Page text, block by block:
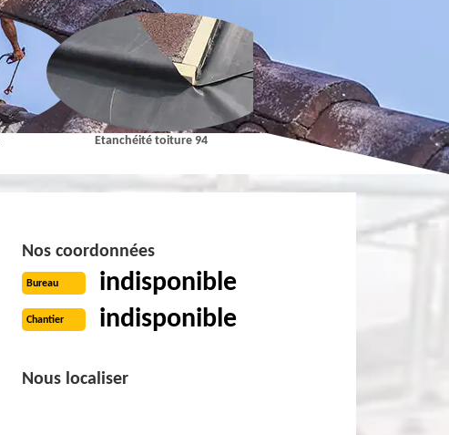
Etanchéité toiture 94 Pose et Nettoyage de gouttières
Nos coordonnées
Bureau indisponible
Chantier indisponible
Nous localiser